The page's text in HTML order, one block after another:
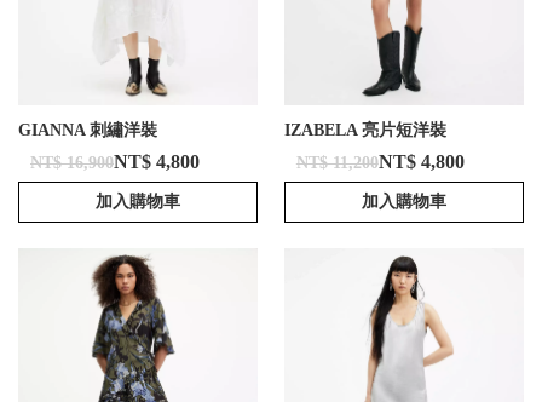
GIANNA 刺繡洋裝
NT$ 16,900NT$ 4,800
加入購物車
IZABELA 亮片短洋裝
NT$ 11,200NT$ 4,800
加入購物車